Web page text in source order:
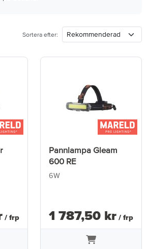
Sortera efter:
/ frp
Pannlampa Gleam
600 RE
6W
1 787,50 kr / frp